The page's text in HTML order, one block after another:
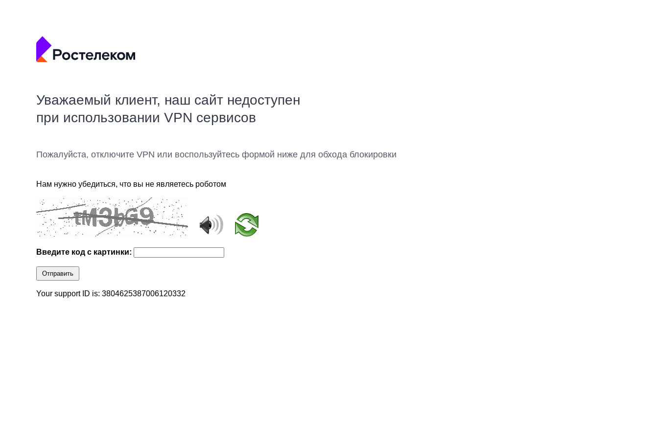
Уважаемый клиент, наш сайт недоступен
при использовании VPN сервисов
Пожалуйста, отключите VPN или воспользуйтесь формой ниже для обхода блокировки
Нам нужно убедиться, что вы не являетесь роботом
Введите код с картинки:
Отправить
Your support ID is: 3804625387006120332